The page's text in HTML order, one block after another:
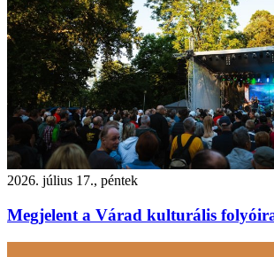
2026. július 17., péntek
Megjelent a Várad kulturális